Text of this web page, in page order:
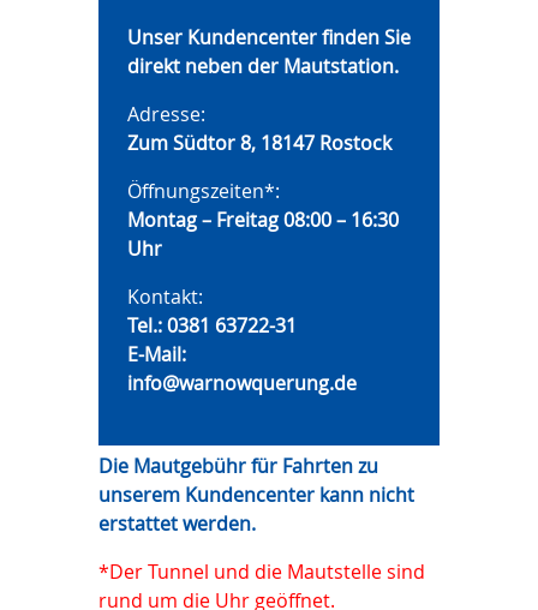
Unser Kundencenter finden Sie
direkt neben der Mautstation.
Adresse:
Zum Südtor 8, 18147 Rostock
Öffnungszeiten*:
Montag – Freitag 08:00 – 16:30
Uhr
Kontakt:
Tel.:0381 63722-31
E-Mail:
info@warnowquerung.de
Die Mautgebühr für Fahrten zu
unserem Kundencenter kann nicht
erstattet werden.
*Der Tunnel und die Mautstelle sind
rund um die Uhr geöffnet.